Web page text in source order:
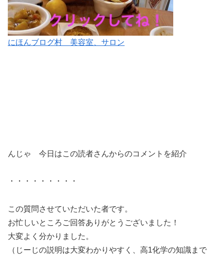
にほんブログ村 美容室、サロン
んじゃ 今日はこの読者さんからのコメントを紹介
・・・・・・・・・
この質問させていただいた者です。
お忙しいところご回答ありがとうございました！
大変よく分かりました。
（じーじの説明は大変わかりやすく、高1化学の知識まで